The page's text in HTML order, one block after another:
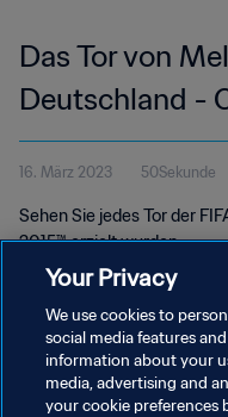
Das Tor von
Deutschland -
Frauen-
2015™
16. März 2023 50Sekunde
Sehen Sie jedes Tor der
2015™ erzielt wurden.
DATENSCHUTZ
Your Privacy
We use cookies to
social media features
information about your
media, advertising and
your cookie